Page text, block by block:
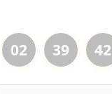
02 39 42